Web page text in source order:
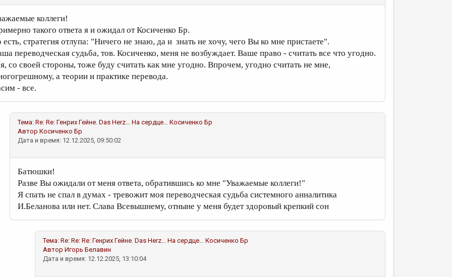
коллеги!
такого ответа я и ожидал от Косиченко Бр.
есть, стратегия отлупа: "Ничего не знаю, да и знать не хочу, чего Вы ко мне пристаете".
переводческая судьба, тов. Косиченко, меня не возбуждает. Ваше право - считать все что угодно.
со своей стороны, тоже буду считать как мне угодно. Впрочем, угодно считать не мне,
а теории и практике перевода.
- все.
Тема: Re: Re: Генрих Гейне. Das Herz… На сердце… Косиченко Бр
Автор Косиченко Бр
Дата и время: 12.12.2025, 09:50:02
Батюшки!
Разве Вы ожидали от меня ответа, обратившись ко мне "Уважаемые коллеги!"
Я спать не спал в думах - тревожит моя переводческая судьба системного анналитика
И.Беланова или нет. Слава Всевышнему, отныне у меня будет здоровый крепкий сон
Тема: Re: Re: Re: Генрих Гейне. Das Herz… На сердце… Косиченко Бр
Автор Игорь Белавин
Дата и время: 12.12.2025, 13:10:04